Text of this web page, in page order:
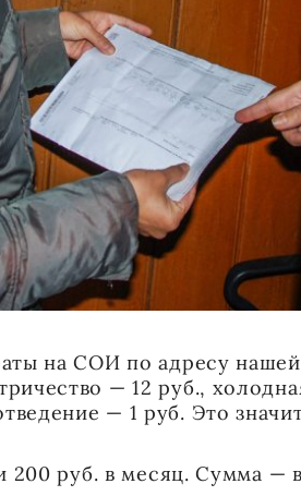
на СОИ по адресу
— 12 руб.,
— 1 руб. Это
200 руб. в месяц. Сумма —